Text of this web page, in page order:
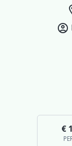
account_circle
€